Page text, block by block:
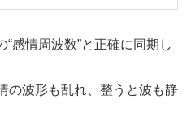
感情周波数”と正確に同期し
の波形も乱れ、整うと波も静